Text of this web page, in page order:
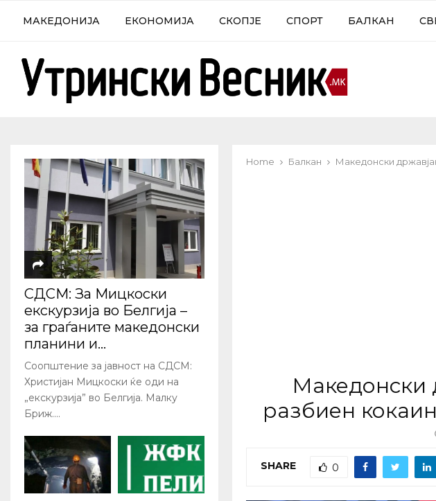
МАКЕДОНИЈА ЕКОНОМИЈА СКОПЈЕ СПОРТ БАЛКАН
Home Балкан Македонски
Македонски
разбиен
SHARE 0
СДСМ: За Мицкоски
екскурзија во Белгија –
за граѓаните македонски
планини и...
Соопштение за јавност на СДСМ:
Христијан Мицкоски ќе оди на
„екскурзија” во Белгија. Малку
Бриж....